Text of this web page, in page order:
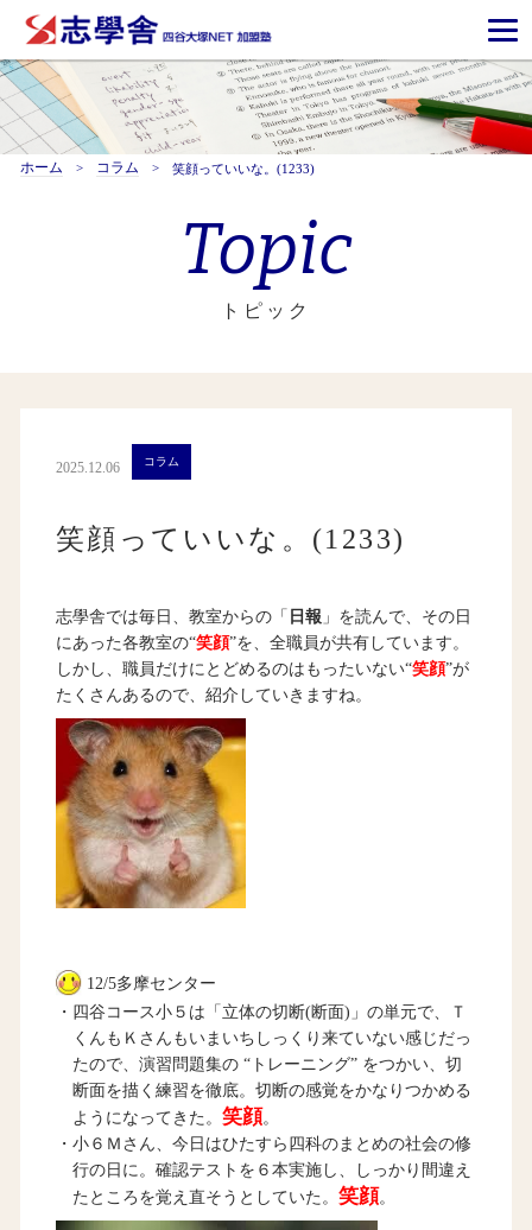
ホーム コラム 笑顔っていいな。(1233)
Topic
トピック
2025.12.06 コラム
笑顔っていいな。(1233)
志學舎では毎日、教室からの「 日報 」を読んで、その日
にあった各教室の“笑顔”を、全職員が共有しています。
しかし、職員だけにとどめるのはもったいない“笑顔”が
たくさんあるので、紹介していきますね。
12/5多摩センター
・四谷コース小５は「立体の切断(断面)」の単元で、Ｔ
くんもＫさんもいまいちしっくり来ていない感じだっ
たので、演習問題集の “トレーニング” をつかい、切
断面を描く練習を徹底。切断の感覚をかなりつかめる
ようになってきた。 笑顔。
・小６Ｍさん、今日はひたすら四科のまとめの社会の修
行の日に。確認テストを６本実施し、しっかり間違え
たところを覚え直そうとしていた。 笑顔。